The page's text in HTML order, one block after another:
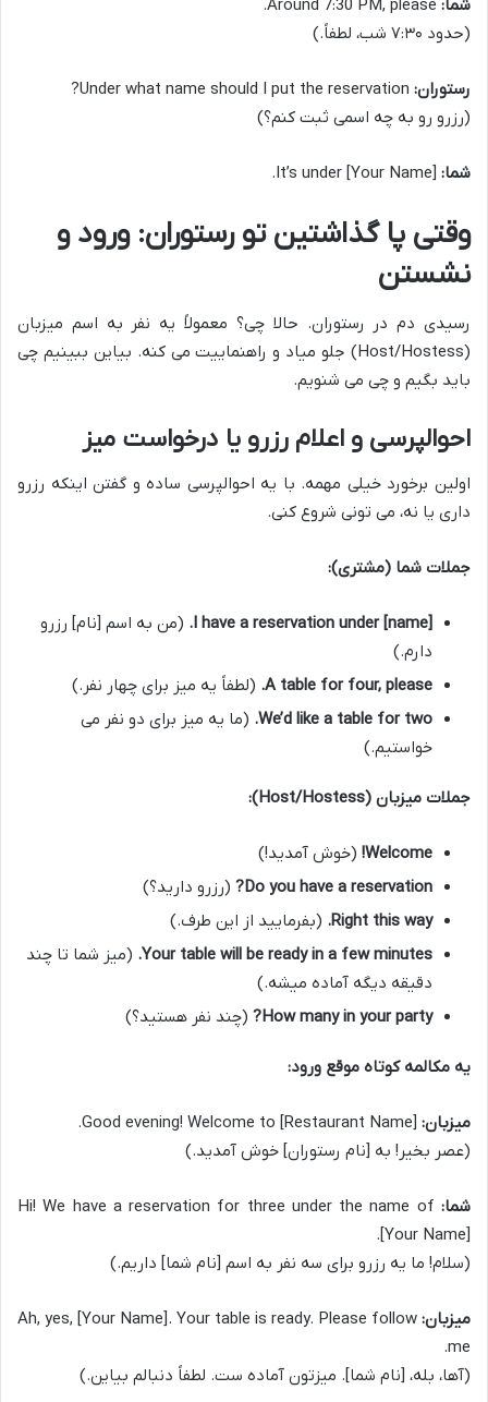
شما:
(حدود ۷:۳۰ شب، لطفاً.)
رستوران:
(رزرو رو به چه اسمی ثبت کنم؟)
شما:
وقتی پا گذاشتین تو رستوران: ورود و
نشستن
رسیدی دم در رستوران. حالا چی؟ معمولاً یه نفر به اسم میزبان
(Host/Hostess) جلو میاد و راهنماییت می کنه. بیاین ببینیم چی
باید بگیم و چی می شنویم.
احوالپرسی و اعلام رزرو یا درخواست میز
اولین برخورد خیلی مهمه. با یه احوالپرسی ساده و گفتن اینکه رزرو
داری یا نه، می تونی شروع کنی.
جملات شما (مشتری):
I have a reservation under [name]. (من به اسم [نام] رزرو
دارم.)
A table for four, please. (لطفاً یه میز برای چهار نفر.)
We’d like a table for two. (ما یه میز برای دو نفر می
خواستیم.)
جملات میزبان (Host/Hostess):
Welcome! (خوش آمدید!)
Do you have a reservation?
(رزرو دارید؟)
Right this way. (بفرمایید از این طرف.)
Your table will be ready in a few minutes. (میز شما تا چند
دقیقه دیگه آماده میشه.)
How many in your party?
(چند نفر هستید؟)
یه مکالمه کوتاه موقع ورود:
میزبان:
(عصر بخیر! به [نام رستوران] خوش آمدید.)
شما: Hi! We have a reservation for three under the name of
[Your Name].
(سلام! ما یه رزرو برای سه نفر به اسم [نام شما] داریم.)
میزبان: Ah, yes, [Your Name]. Your table is ready. Please follow
me.
(آها، بله، [نام شما]. میزتون آماده ست. لطفاً دنبالم بیاین.)